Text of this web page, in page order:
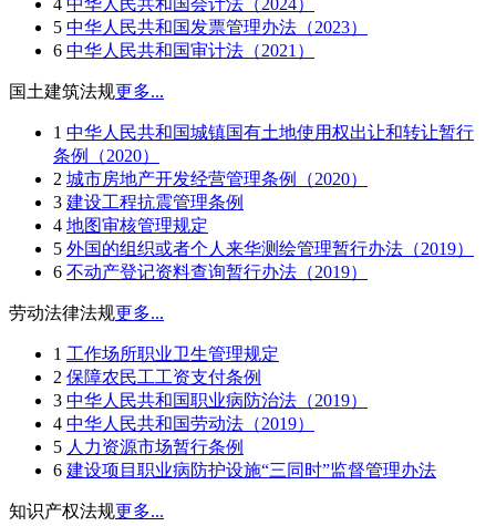
4 中华人民共和国会计法（2024）
5 中华人民共和国发票管理办法（2023）
6 中华人民共和国审计法（2021）
国土建筑法规更多...
1 中华人民共和国城镇国有土地使用权出让和转让暂行
条例（2020）
2 城市房地产开发经营管理条例（2020）
3 建设工程抗震管理条例
4 地图审核管理规定
5 外国的组织或者个人来华测绘管理暂行办法（2019）
6 不动产登记资料查询暂行办法（2019）
劳动法律法规更多...
1 工作场所职业卫生管理规定
2 保障农民工工资支付条例
3 中华人民共和国职业病防治法（2019）
4 中华人民共和国劳动法（2019）
5 人力资源市场暂行条例
6 建设项目职业病防护设施“三同时”监督管理办法
知识产权法规更多...